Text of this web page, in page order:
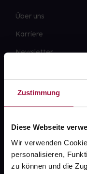
Zustimmung
Diese Webseite
Wir verwenden
personalisieren,
zu können und die
Über uns
Karriere
Newsletter
PAYBACK
gesund-versorger.de
Sanitätshäuser
Datenschutz